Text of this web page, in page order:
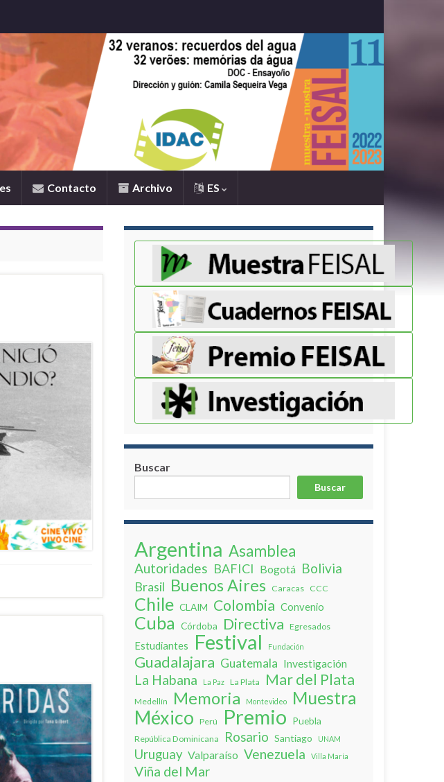
Contacto Archivo ES
Buscar
Buscar
Argentina Asamblea
Autoridades BAFICI Bogotá Bolivia
Brasil Buenos Aires Caracas CCC
Chile CLAIM Colombia Convenio
Cuba Córdoba Directiva Egresados
Estudiantes Festival Fundación
Guadalajara Guatemala Investigación
La Habana La Paz La Plata Mar del Plata
Medellín Memoria Montevideo Muestra
México Perú Premio Puebla
República Dominicana Rosario Santiago UNAM
Uruguay Valparaíso Venezuela Villa Marí­a
Viña del Mar